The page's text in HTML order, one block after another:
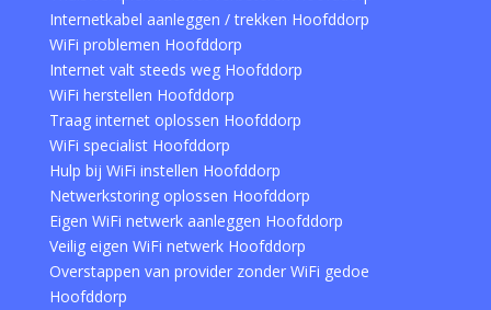
Internetkabel aanleggen / trekken Hoofddorp
WiFi problemen Hoofddorp
Internet valt steeds weg Hoofddorp
WiFi herstellen Hoofddorp
Traag internet oplossen Hoofddorp
WiFi specialist Hoofddorp
Hulp bij WiFi instellen Hoofddorp
Netwerkstoring oplossen Hoofddorp
Eigen WiFi netwerk aanleggen Hoofddorp
Veilig eigen WiFi netwerk Hoofddorp
Overstappen van provider zonder WiFi gedoe
Hoofddorp